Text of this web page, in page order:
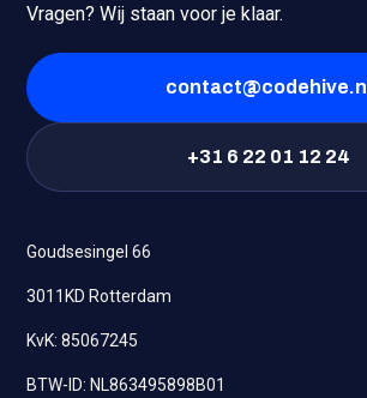
Vragen? Wij staan voor je klaar.
contact@codehive.nl
+31 6 22 01 12 24
Goudsesingel 66
3011KD Rotterdam
KvK: 85067245
BTW-ID: NL863495898B01